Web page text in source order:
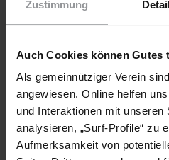
Zustimmung
Auch Cookies können Gutes
Als gemeinnütziger Verein
angewiesen. Online helfen
und Interaktionen mit unseren
analysieren, „Surf-Profile“ zu
Aufmerksamkeit von
Themen
Bewaffnete Konflikte
Teile diesen Beitrag